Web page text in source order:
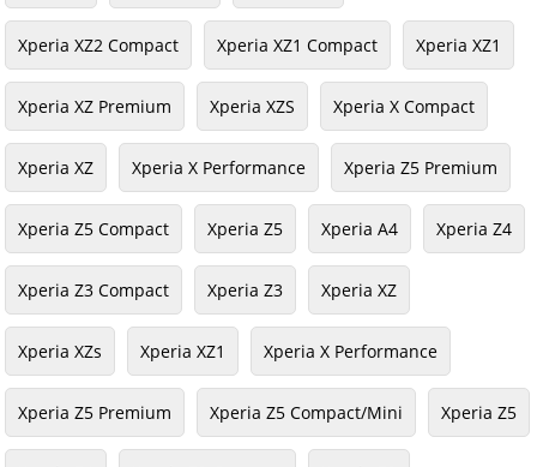
Xperia XZ2 Compact Xperia XZ1 Compact Xperia XZ1
Xperia XZ Premium Xperia XZS Xperia X Compact
Xperia XZ Xperia X Performance Xperia Z5 Premium
Xperia Z5 Compact Xperia Z5 Xperia A4 Xperia Z4
Xperia Z3 Compact Xperia Z3 Xperia XZ
Xperia XZs Xperia XZ1 Xperia X Performance
Xperia Z5 Premium Xperia Z5 Compact/Mini Xperia Z5